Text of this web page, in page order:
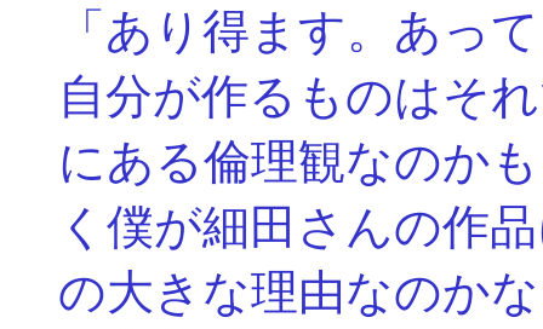
「あり得ます。あっ
自分が作るものはそ
にある倫理観なのか
く僕が細田さんの作
の大きな理由なのか